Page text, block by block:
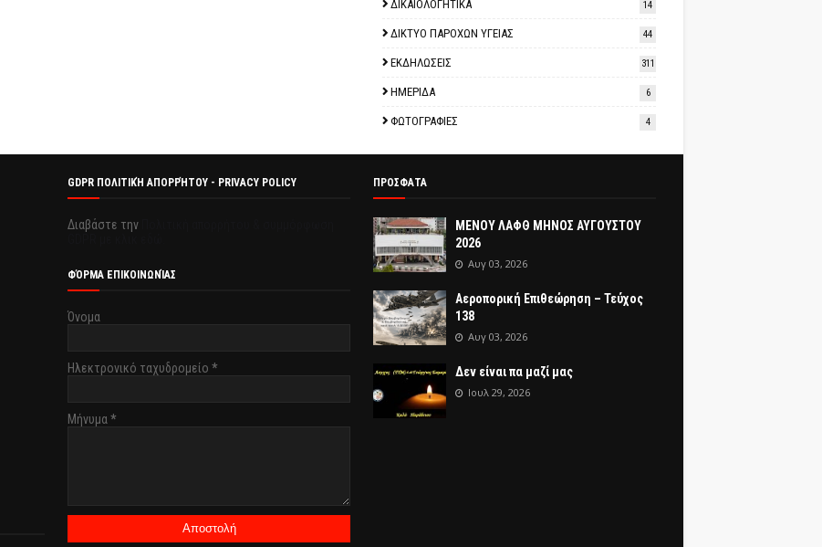
ΔΙΚΑΙΟΛΟΓΗΤΙΚΑ 14
ΔΙΚΤΥΟ ΠΑΡΟΧΩΝ ΥΓΕΙΑΣ 44
ΕΚΔΗΛΩΣΕΙΣ 311
ΗΜΕΡΙΔΑ 6
ΦΩΤΟΓΡΑΦΙΕΣ 4
GDPR ΠΟΛΙΤΙΚΉ ΑΠΟΡΡΉΤΟΥ - PRIVACY POLICY
Διαβάστε την
ΦΌΡΜΑ ΕΠΙΚΟΙΝΩΝΊΑΣ
Όνομα
Ηλεκτρονικό ταχυδρομείο *
Μήνυμα*
ΠΡΟΣΦΑΤΑ
ΜΕΝΟΥ ΛΑΦΘ ΜΗΝΟΣ ΑΥΓΟΥΣΤΟΥ
2026
Αυγ 03, 2026
Αεροπορική Επιθεώρηση – Τεύχος
138
Αυγ 03, 2026
Δεν είναι πα μαζί μας
Ιουλ 29, 2026